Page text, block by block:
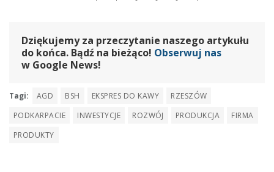
Dziękujemy za przeczytanie naszego artykułu
do końca. Bądź na bieżąco! Obserwuj nas
w Google News!
Tagi: AGD BSH EKSPRES DO KAWY
RZESZÓW
PODKARPACIE
INWESTYCJE ROZWÓJ PRODUKCJA
FIRMA
PRODUKTY